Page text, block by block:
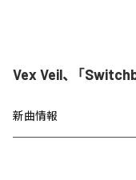
Vex Veil、「
新曲情報